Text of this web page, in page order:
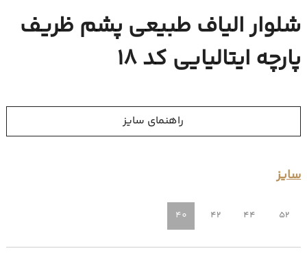
شلوار الیاف طبیعی پشم ظریف
پارچه ایتالیایی کد 18
راهنمای سایز
سایز
52
44
42
40